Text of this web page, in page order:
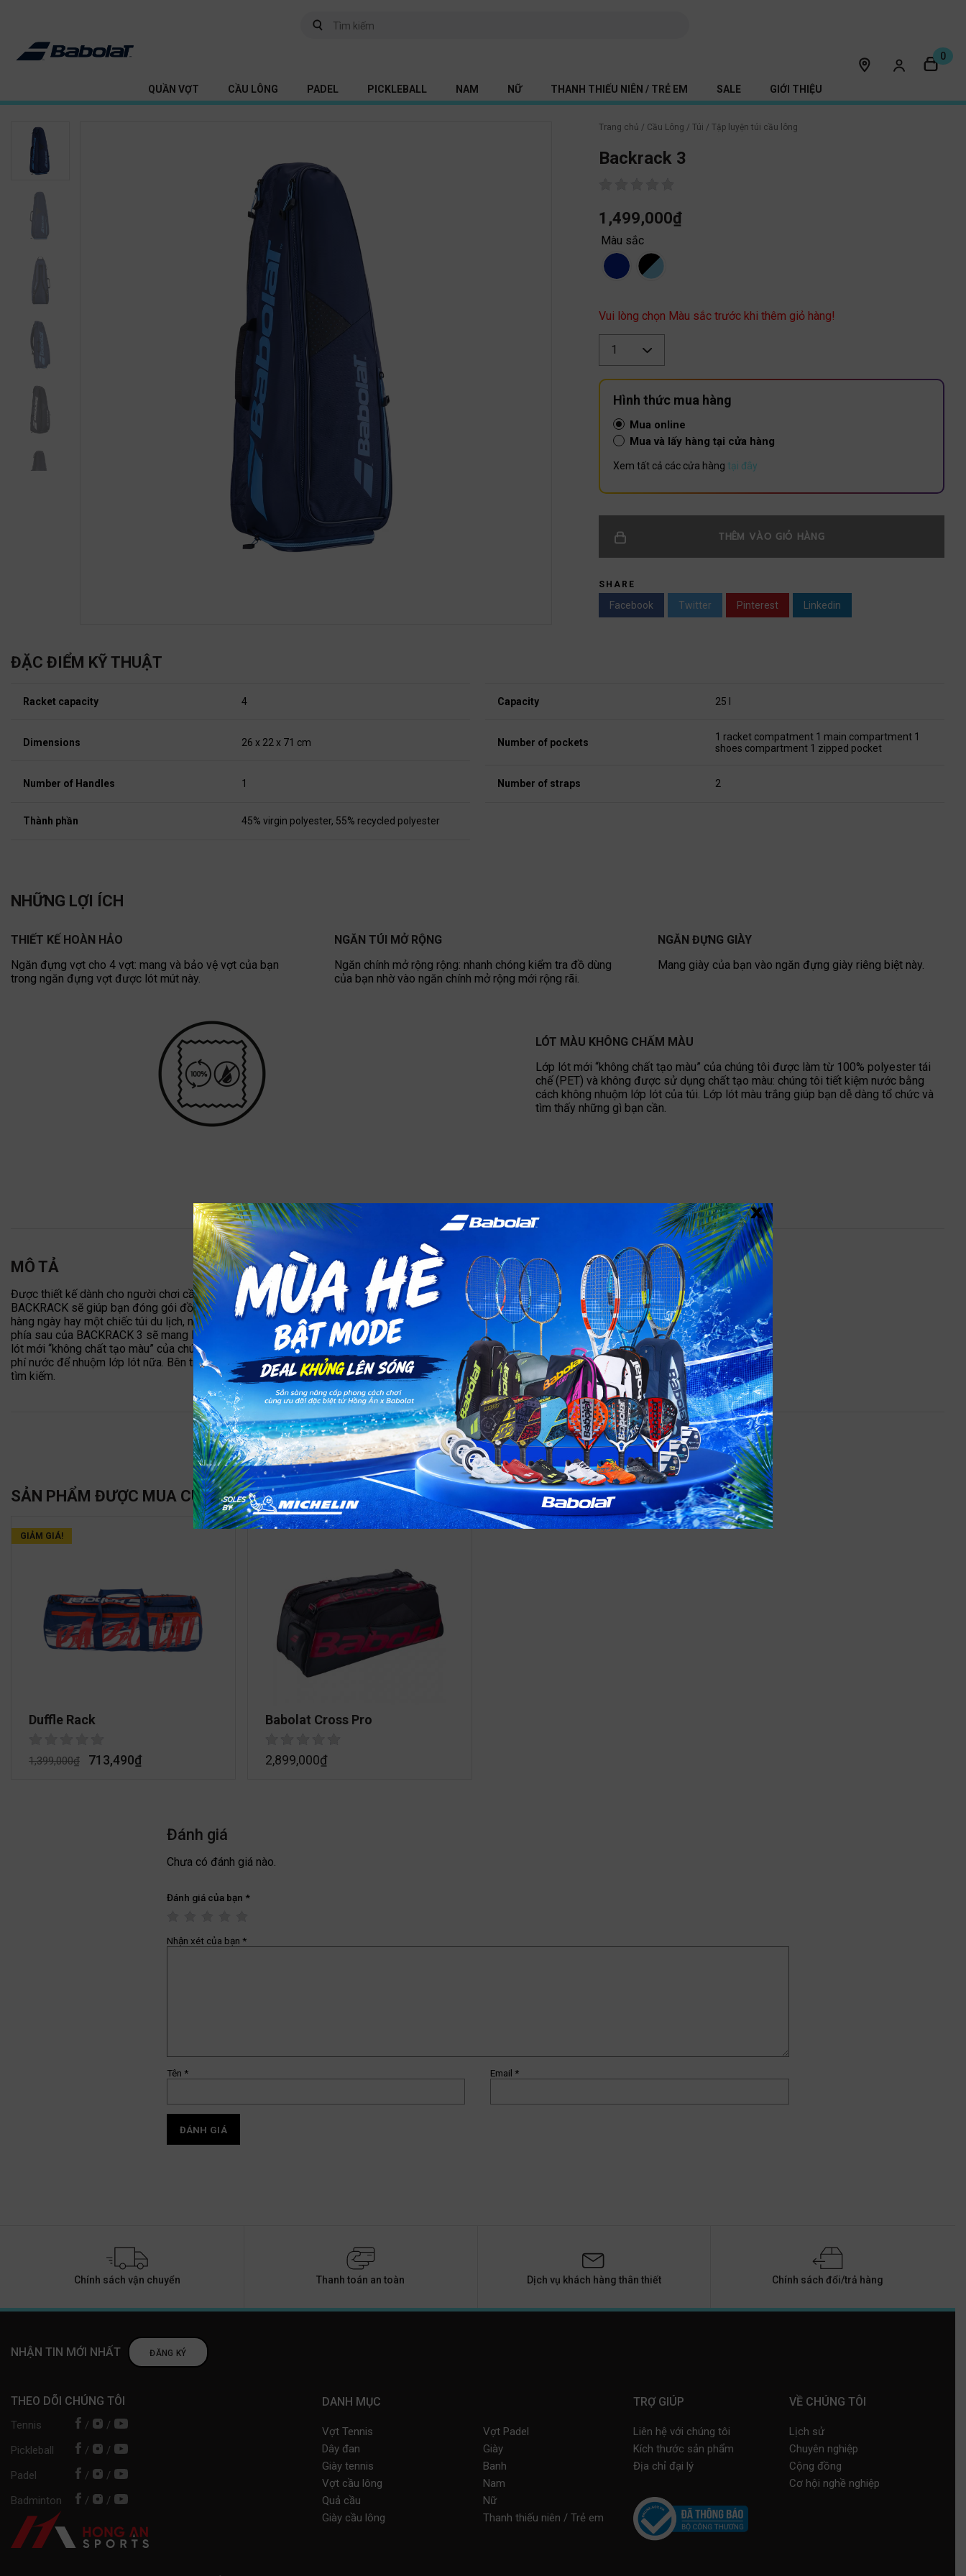
0
QUẦN VỢT CẦU LÔNG PADEL PICKLEBALL NAM NỮ THANH THIẾU NIÊN / TRẺ EM SALE GIỚI THIỆU
Trang chủ / Cầu Lông /Túi /Tập luyện túi cầu lông
Backrack 3
1,499,000₫
Màu sắc
Vui lòng chọn Màu sắc trước khi thêm giỏ hàng!
Số
lượng
Hình thức mua hàng
Mua online
Mua và lấy hàng tại cửa hàng
Xem tất cả các cửa hàngtại đây
THÊM VÀO GIỎ HÀNG
SHARE
Facebook Twitter Pinterest Linkedin
ĐẶC ĐIỂM KỸ THUẬT
Racket capacity 4 Capacity 25 l
Dimensions 26 x 22 x 71 cm Number of pockets
1 racket compatment 1 main compartment 1
shoes compartment 1 zipped pocket
Number of Handles 1 Number of straps 2
Thành phần 45% virgin polyester, 55% recycled polyester
NHỮNG LỢI ÍCH
THIẾT KẾ HOÀN HẢO
Ngăn đựng vợt cho 4 vợt: mang và bảo vệ vợt của bạn
trong ngăn đựng vợt được lót mút này.
NGĂN TÚI MỞ RỘNG
Ngăn chính mở rộng rộng: nhanh chóng kiểm tra đồ dùng
của bạn nhờ vào ngăn chính mở rộng mới rộng rãi.
NGĂN ĐỰNG GIÀY
Mang giày của bạn vào ngăn đựng giày riêng biệt này.
LÓT MÀU KHÔNG CHẤM MÀU
Lớp lót mới “không chất tạo màu” của chúng tôi được làm từ 100% polyester tái
chế (PET) và không được sử dụng chất tạo màu: chúng tôi tiết kiệm nước bằng
cách không nhuộm lớp lót của túi. Lớp lót màu trắng giúp bạn dễ dàng tổ chức và
tìm thấy những gì bạn cần.
MÔ TẢ
Được thiết kế dành cho người chơi cầu lông, BACKRACK 3 mới là chiếc ba lô hoàn hảo để chứa 4 vợt và dụng cụ cầu lông của bạn.
BACKRACK sẽ giúp bạn đóng gói đồ đạc của mình trong 3 ngăn khác nhau (ngăn vợt, quần áo và giày). Dù là một chiếc túi mang
hàng ngày hay một chiếc túi du lịch, nó rất dễ sử dụng và thân thiện với người dùng. Logo BABOLAT phản quang lớn được in trên
phía sau của BACKRACK 3 sẽ mang lại sự hiển thị và an toàn. Và vì chúng tôi muốn làm mọi việc trở nên tốt hơn, túi này tích hợp lớp
lót mới “không chất tạo màu” của chúng tôi, được làm từ 100% PET tái chế và không có chất tạo màu, vì vậy chúng tôi không lãng
phí nước để nhuộm lớp lót nữa. Bên trong túi của bạn hoàn toàn màu trắng, giúp bạn dễ dàng tổ chức và xác định những gì bạn đang
tìm kiếm.
SẢN PHẨM ĐƯỢC MUA CÙNG
GIẢM GIÁ!
Duffle Rack
1,399,000₫ 713,490₫
Babolat Cross Pro
2,899,000₫
Đánh giá
Chưa có đánh giá nào.
Đánh giá của bạn *
Nhận xét của bạn *
Tên * Email *
Chính sách vận chuyển Thanh toán an toàn Dịch vụ khách hàng thân thiết Chính sách đổi/trả hàng
NHẬN TIN MỚI NHẤT ĐĂNG KÝ
THEO DÕI CHÚNG TÔI
Tennis /
/
Pickleball
/
/
Padel
/
/
Badminton
/ /
DANH MỤC
Vợt Tennis
Dây đan
Giày tennis
Vợt cầu lông
Quả cầu
Giày cầu lông
Vợt Padel
Giày
Banh
Nam
Nữ
Thanh thiếu niên / Trẻ em
TRỢ GIÚP
Liên hệ với chúng tôi
Kích thước sản phẩm
Địa chỉ đại lý
VỀ CHÚNG TÔI
Lịch sử
Chuyên nghiệp
Cộng đồng
Cơ hội nghề nghiệp
x